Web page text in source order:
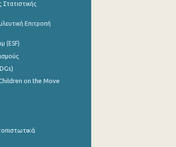
Επιτροπή
(ESF)
on the Move